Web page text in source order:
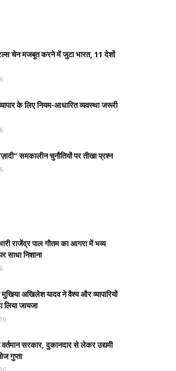
चेन मजबूत करने में जुटा भारत, 11 देशों
के लिए नियम-आधारित व्यवस्था जरूरी
समकालीन चुनौतियों पर तीखा प्रश्न
राजेंद्र पाल गौतम का आगरा में भव्य
साधा निशाना
अखिलेश यादव ने वैश्य और व्यापारियों
जायजा
है वर्तमान सरकार, दुकानदार से लेकर उद्यमी
गुप्ता